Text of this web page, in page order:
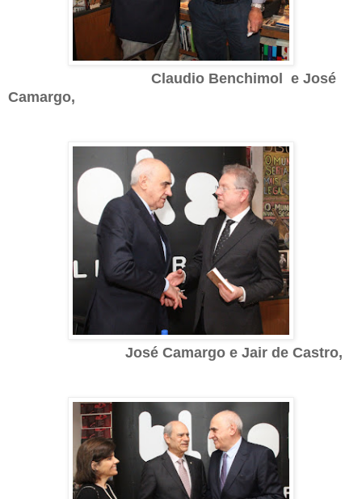
Claudio Benchimol e José
Camargo,
José Camargo e Jair de Castro,